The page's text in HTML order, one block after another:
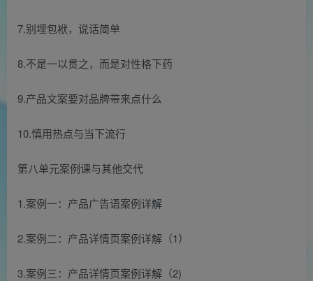
7.别埋包袱，说话简单
8.不是一以贯之，而是对性格下药
9.产品文案要对品牌带来点什么
10.慎用热点与当下流行
第八单元案例课与其他交代
1.案例一：产品广告语案例详解
2.案例二：产品详情页案例详解（1）
3.案例三：产品详情页案例详解（2)